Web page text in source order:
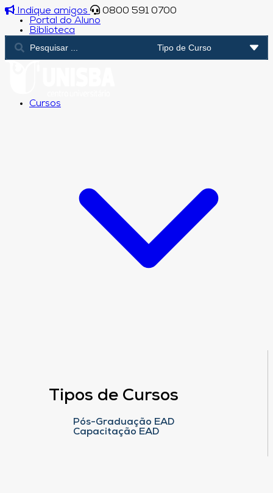
Indique amigos
0800 591 0700
Portal do Aluno
Biblioteca
Cursos
Tipos de Cursos
Pós-Graduação EAD
Capacitação EAD